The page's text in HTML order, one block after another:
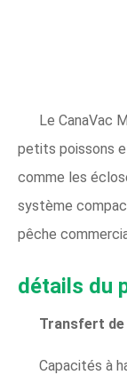
Le CanaVac
petits poissons
comme les
système
pêche
détails du
Transfert de
Capacités à